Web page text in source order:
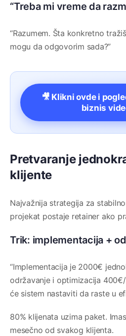
“Treba mi vreme da
“Razumem. Šta konkretno
mogu da odgovorim sada?”
🎥 Klikni ovde i
biznis
Pretvaranje
klijente
Najvažnija strategija za
projekat postaje retainer ako
Trik: implementacija +
“Implementacija je 2000€
održavanje i optimizacija
će sistem nastaviti da raste u
80% klijenata uzima paket.
mesečno od svakog klijenta.